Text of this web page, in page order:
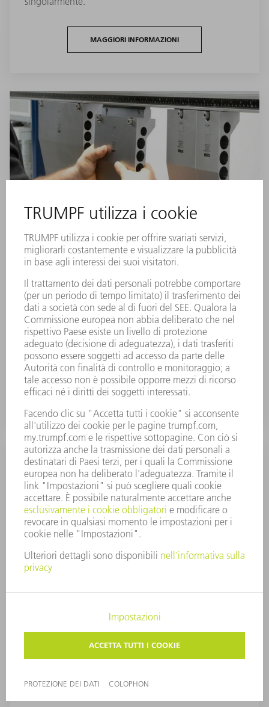
MAGGIORI INFORMAZIONI
Utensili con struttura alleggerita
Gli utensili con struttura allegerita sono più leggeri
del 30% rispetto a quelli normali e, fino alla
lunghezza di 300 mm, sono equipaggiati di serie con
il sistema Safety-Click. Questo riduce il tempo di
attrezzaggio e l'impegno fisico dell'operatore.
MAGGIORI INFORMAZIONI
Utensili ZN
Il lavoro di piega con materiale zincato può causare
dopo poche pieghe adesioni di scorie metalliche alla
matrice. I depositi di zinco sulla matrice danno luogo
sono impronte di piega sul pezzo lavorato e
piegatura rivestiti TRUMPF LASERdur ZN, che
eccezionali caratteristiche di scorrimento, sono
resistenti alla corrosione e non richiedono pulizia.